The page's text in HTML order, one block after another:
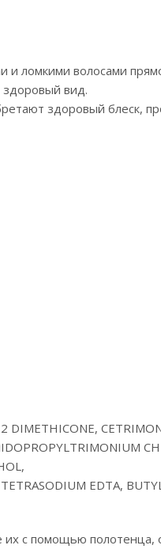
и ломкими волосами
здоровый вид.
здоровый блеск,
DIMETHICONE,
EDTA,
с помощью полотенца,